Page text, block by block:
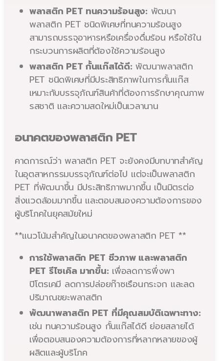
พลาสติก PET ทนความร้อนสูง: พัฒนา
พลาสติก PET ชนิดพิเศษที่ทนความร้อนสูง
สามารถบรรจุอาหารหรือเครื่องดื่มร้อน หรือใช้ใน
กระบวนการผลิตที่ต้องใช้ความร้อนสูง
พลาสติก PET กั้นแก๊สได้ดี: พัฒนาพลาสติก
PET ชนิดพิเศษที่มีประสิทธิภาพในการกั้นแก๊ส
เหมาะกับบรรจุภัณฑ์สินค้าที่ต้องการรักษาคุณภาพ
รสชาติ และความสดใหม่เป็นเวลานาน
อนาคตของพลาสติก PET
คาดการณ์ว่า พลาสติก PET จะยังคงมีบทบาทสำคัญ
ในอุตสาหกรรมบรรจุภัณฑ์ต่อไป แต่จะเป็นพลาสติก
PET ที่พัฒนาขึ้น มีประสิทธิภาพมากขึ้น เป็นมิตรต่อ
สิ่งแวดล้อมมากขึ้น และตอบสนองความต้องการของ
ผู้บริโภคในยุคสมัยใหม่
**แนวโน้มสำคัญในอนาคตของพลาสติก PET **
การใช้พลาสติก PET ชีวภาพ และพลาสติก
PET รีไซเคิล มากขึ้น: เพื่อลดการพึ่งพา
ปิโตรเคมี ลดการปล่อยก๊าซเรือนกระจก และลด
ปริมาณขยะพลาสติก
พัฒนาพลาสติก PET ที่มีคุณสมบัติเฉพาะทาง:
เช่น ทนความร้อนสูง กั้นแก๊สได้ดี ย่อยสลายได้
เพื่อตอบสนองความต้องการที่หลากหลายของผู้
ผลิตและผู้บริโภค